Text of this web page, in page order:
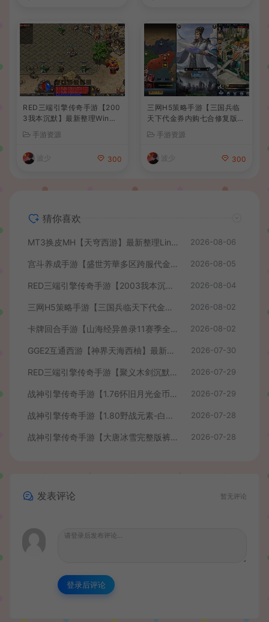
RED三端引擎传奇手游【200
3我本沉默】最新整理Win系
细搭建教程
手游资源
波少 300
三网H5策略手游【三国兵临
天下代金券内购七合修复版】
+Linux手工服务端+管理后台
+GM授权后台+简易安卓客户
端+详细搭建教程+视频教程
手游资源
波少 300
猜你喜欢
MT3换皮MH【天穹西游】最新整理Linux手工服务端+安卓苹果双端+GM后台+详细搭建教程+全套源码+视频教程 2026-08-06
宫斗养成手游【盛世芳華多区跨服代金券本地优化版】最新整理单机一键即玩端+Linux手工服务端+CDK授权后台+安卓+详细搭建教程 2026-08-05
RED三端引擎传奇手游【2003我本沉默】最新整理Win系服务端+安卓苹果PC三端+详细搭建教程 2026-08-04
三网H5策略手游【三国兵临天下代金券内购七合修复版】最新整理单机一键即玩镜像端+Linux手工服务端+管理后台+GM授权后台+简易安卓客户端+详细搭建教程+视频教程 2026-08-02
卡牌回合手游【山海经异兽录11赛季全人物代金券内购版】最新整理WIN系服务端+授权GM后台+管理后台+热更修改工具+安卓+详细搭建教程 2026-08-02
GGE2互通西游【神界天海西柚】最新整理Win系服务端+安卓苹果PC三端+内置GM工具+全套源码+详细搭建教程+视频教程 2026-07-30
RED三端引擎传奇手游【聚义木剑沉默高仿嘟嘟沉默】最新整理Win系服务端+安卓苹果PC三端+详细搭建教程 2026-07-29
战神引擎传奇手游【1.76怀旧月光金币版】最新整理Win系复古服务端+安卓苹果双端+GM授权物品后台+详细搭建教程 2026-07-29
战神引擎传奇手游【1.80野战元素-白猪7.2免授权】最新整理Win系特色服务端+安卓+GM授权物品后台+详细搭建教程 2026-07-28
战神引擎传奇手游【大唐冰雪完整版裤衩7.0免授权】最新整理Win系特色服务端+GM授权后台+安卓苹果双端+详细搭建教程 2026-07-28
发表评论 暂无评论
登录后评论